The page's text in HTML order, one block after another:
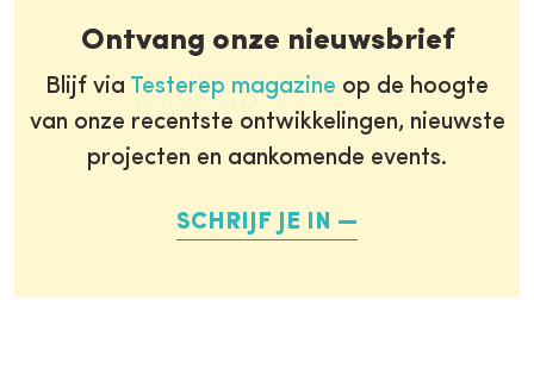
Ontvang onze nieuwsbrief
Blijf via Testerep magazine op de hoogte
van onze recentste ontwikkelingen, nieuwste
projecten en aankomende events.
SCHRIJF JE IN